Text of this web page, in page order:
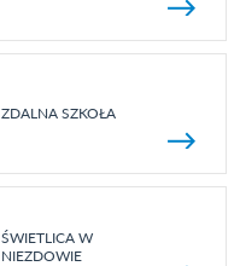
ZDALNA SZKOŁA
ŚWIETLICA W
NIEZDOWIE